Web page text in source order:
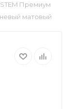
Премиум
матовый